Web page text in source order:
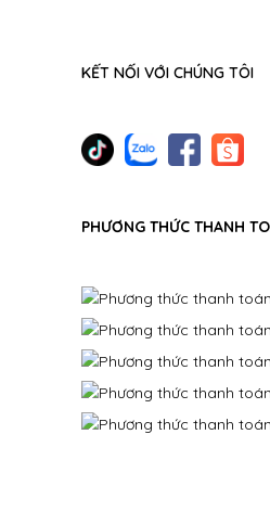
KẾT NỐI VỚI CHÚNG TÔI
PHƯƠNG THỨC THANH